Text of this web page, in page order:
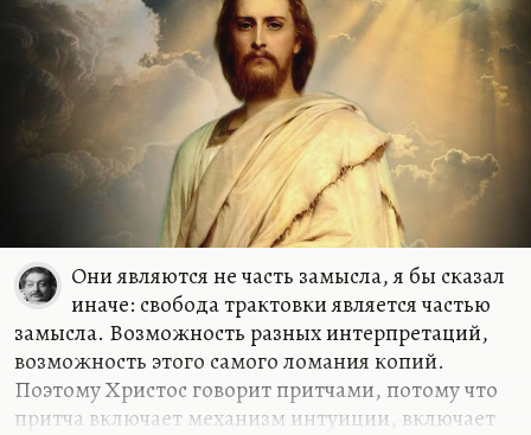
Они являются не часть замысла, я бы сказал
иначе: свобода трактовки является частью
замысла. Возможность разных интерпретаций,
возможность этого самого ломания копий.
Поэтому Христос говорит притчами, потому что
притча включает механизм интуиции, включает